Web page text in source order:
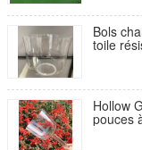
Bols
toile
Hollow
pouces